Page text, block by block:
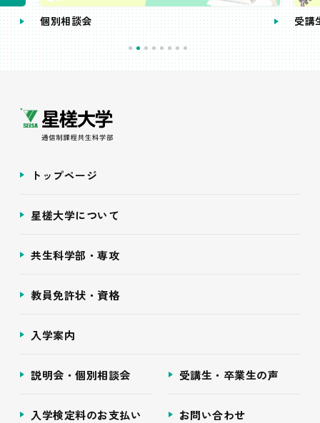
個別相談会 受講
トップページ
星槎大学について
共生科学部・専攻
教員免許状・資格
入学案内
説明会・個別相談会 受講生・卒業生の声
入学検定料のお支払い お問い合わせ